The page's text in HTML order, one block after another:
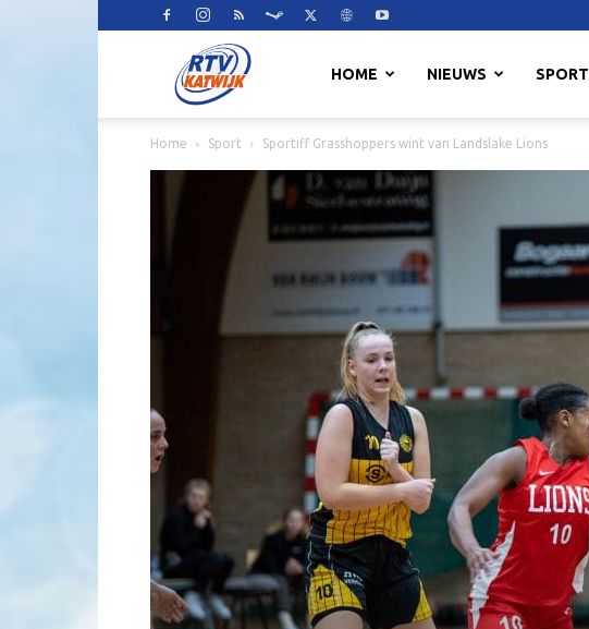
HOME NIEUWS SPORT
Home Sport Sportiff Grasshoppers wint van Landslake Lions